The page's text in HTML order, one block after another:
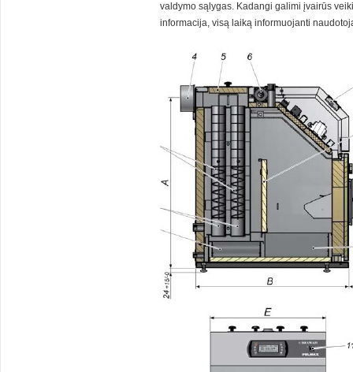
valdymo sąlygas. Kadangi galimi įvairūs
informacija, visą laiką informuojanti